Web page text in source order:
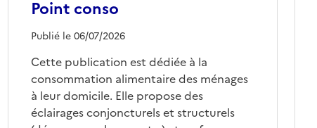
Point conso
Publié le 06/07/2026
Cette publication est dédiée à la
consommation alimentaire des ménages
à leur domicile. Elle propose des
éclairages conjoncturels et structurels